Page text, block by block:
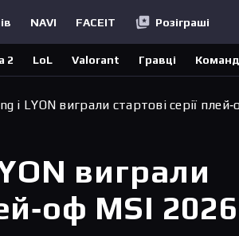
NAVI FACEIT Розіграші
2 LoL Valorant Гравці
і LYON виграли стартові серії
виграли
MSI 2026